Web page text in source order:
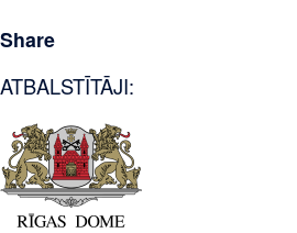
Share
ATBALSTĪTĀJI: